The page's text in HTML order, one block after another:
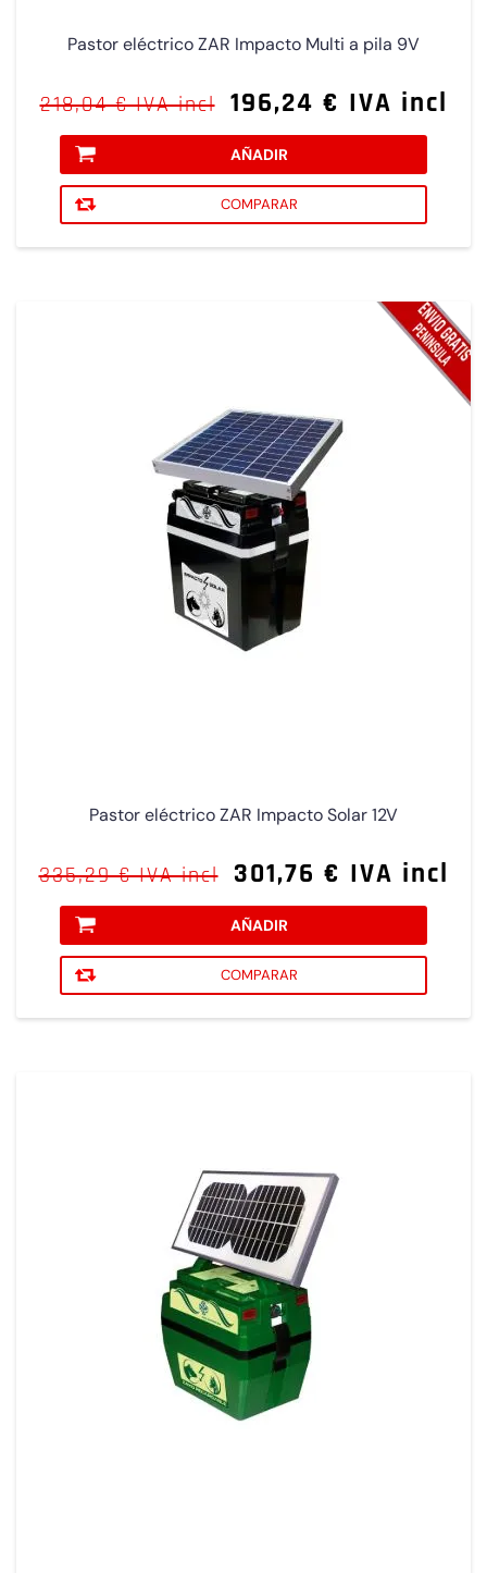
Pastor eléctrico ZAR Impacto Multi a pila 9V
218,04 € IVA incl 196,24 € IVA incl
AÑADIR
COMPARAR
Pastor eléctrico ZAR Impacto Solar 12V
335,29 € IVA incl 301,76 € IVA incl
AÑADIR
COMPARAR